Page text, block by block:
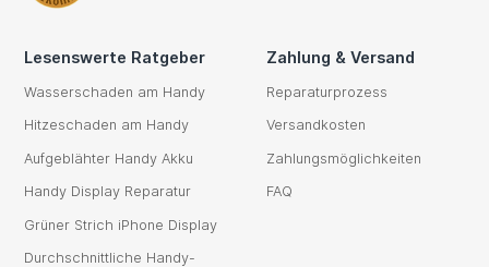
Lesenswerte Ratgeber
Wasserschaden am Handy
Hitzeschaden am Handy
Aufgeblähter Handy Akku
Handy Display Reparatur
Grüner Strich iPhone Display
Durchschnittliche Handy-
Zahlung & Versand
Reparaturprozess
Versandkosten
Zahlungsmöglichkeiten
FAQ